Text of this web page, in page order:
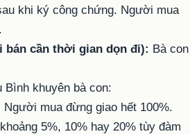
khi ký công chứng. Người mua
bán cần thời gian dọn đi): Bà con
Bình khuyên bà con:
Người mua đừng giao hết 100%.
5%, 10% hay 20% tùy đàm